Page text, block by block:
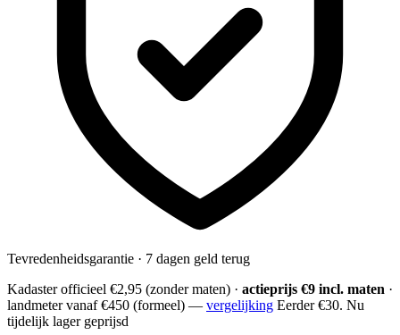
Tevredenheidsgarantie · 7 dagen geld terug
Kadaster officieel €2,95 (zonder maten) · actieprijs €9 incl. maten ·
landmetervanaf €450 (formeel) — vergelijking Eerder €30. Nu
tijdelijk lager geprijsd